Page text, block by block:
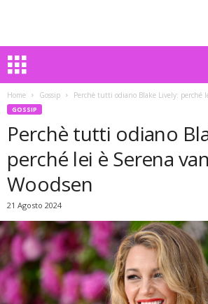
Home Gossip Perchè tutti odiano Blake Lively: perché
GOSSIP
Perchè tutti odiano
perché lei è Serena
Woodsen
21 Agosto 2024